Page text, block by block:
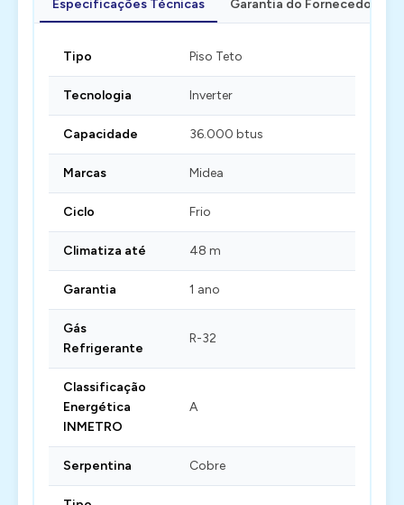
Especificações Técnicas Garantia do Fornecedor
Tipo Piso Teto
Tecnologia Inverter
Capacidade 36.000 btus
Marcas Midea
Ciclo Frio
Climatiza até 48 m
Garantia 1 ano
Gás
Refrigerante
R-32
Classificação
Energética
INMETRO
A
Serpentina Cobre